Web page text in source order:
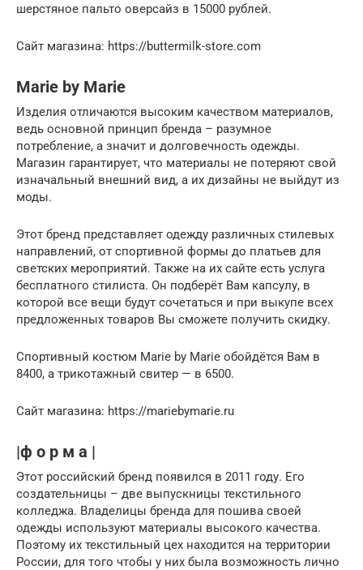
шерстяное пальто оверсайз в 15000 рублей.
Сайт магазина: https://buttermilk-store.com
Marie by Marie
Изделия отличаются высоким качеством материалов,
ведь основной принцип бренда – разумное
потребление, а значит и долговечность одежды.
Магазин гарантирует, что материалы не потеряют свой
изначальный внешний вид, а их дизайны не выйдут из
моды.
Этот бренд представляет одежду различных стилевых
направлений, от спортивной формы до платьев для
светских мероприятий. Также на их сайте есть услуга
бесплатного стилиста. Он подберёт Вам капсулу, в
которой все вещи будут сочетаться и при выкупе всех
предложенных товаров Вы сможете получить скидку.
Спортивный костюм Marie by Marie обойдётся Вам в
8400, а трикотажный свитер — в 6500.
Сайт магазина: https://mariebymarie.ru
|ф о р м а |
Этот российский бренд появился в 2011 году. Его
создательницы – две выпускницы текстильного
колледжа. Владелицы бренда для пошива своей
одежды используют материалы высокого качества.
Поэтому их текстильный цех находится на территории
России, для того чтобы у них была возможность лично